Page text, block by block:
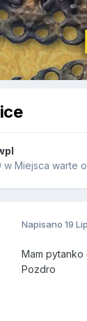
w Miejsca warte
Napisano 19
Mam
Pozdro